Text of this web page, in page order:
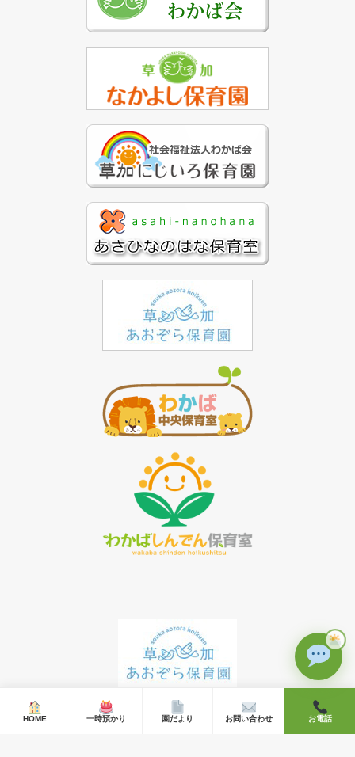
Ⓒ 2019 草加あおぞら保育園 All rights reserved.
HOME 一時預かり 園だより お問い合わせ お電話